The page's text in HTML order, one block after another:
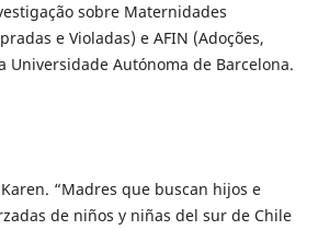
sobre Maternidades
e Violadas) e AFIN (Adoções,
Universidade Autónoma de Barcelona.
Karen. “Madres que buscan hijos e
de niños y niñas del sur de Chile